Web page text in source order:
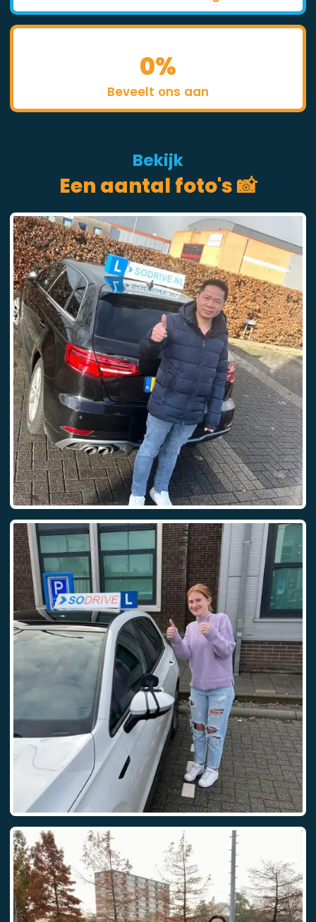
Beveelt ons aan
0%
Bekijk
Een aantal foto's 📸